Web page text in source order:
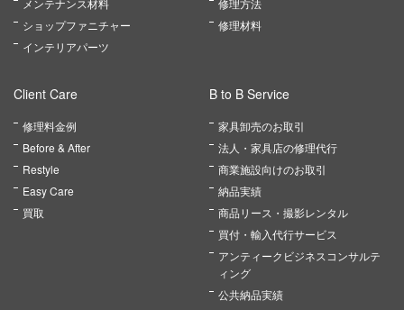
メンテナンス材料
ショップファニチャー
インテリアパーツ
修理方法
修理材料
Client Care
修理料金例
Before & After
Restyle
Easy Care
買取
B to B Service
家具卸売のお取引
法人・家具店の修理代行
商業施設向けのお取引
納品実績
商品リース・撮影レンタル
買付・輸入代行サービス
アンティークビジネスコンサルテ
ィング
公共納品実績